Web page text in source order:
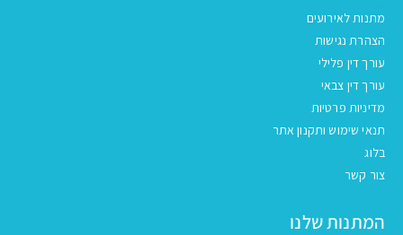
מתנות לאירועים
הצהרת נגישות
עורך דין פלילי
עורך דין צבאי
מדיניות פרטיות
תנאי שימוש ותקנון אתר
בלוג
צור קשר
המתנות שלנו